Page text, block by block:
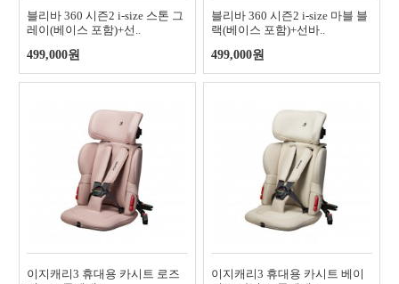
블리바 360 시즌2 i-size 스톤 그
레이(베이스 포함)+선..
499,000원
블리바 360 시즌2 i-size 마블 블
랙(베이스 포함)+선바..
499,000원
이지캐리3 휴대용 카시트 로즈
이지캐리3 휴대용 카시트 베이